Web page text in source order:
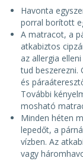
Havonta
porral borított
A matracot, a
atkabiztos
az allergia
tud beszerezni.
és
További
mosható
Minden héten
lepedőt, a
vízben. Az
vagy